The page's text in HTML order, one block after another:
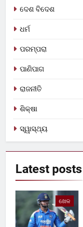
ଦେଶ ବିଦେଶ
ଧର୍ମ
ପରମ୍ପରା
ପାଣିପାଗ
ରାଜନୀତି
ଶିକ୍ଷା
ସ୍ୱାସ୍ଥ୍ୟ
Latest posts
ଖେଳ